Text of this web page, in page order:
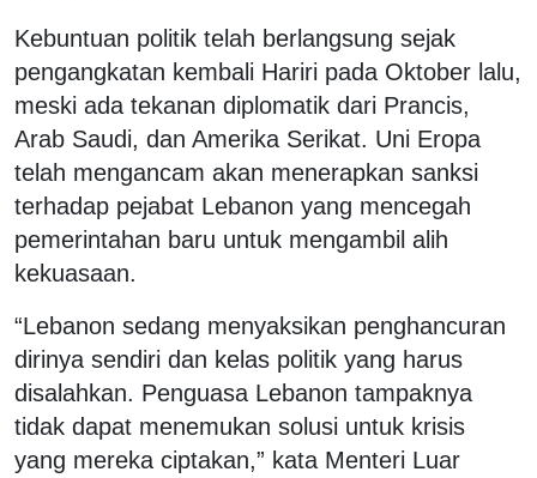
Kebuntuan politik telah berlangsung sejak
pengangkatan kembali Hariri pada Oktober lalu,
meski ada tekanan diplomatik dari Prancis,
Arab Saudi, dan Amerika Serikat. Uni Eropa
telah mengancam akan menerapkan sanksi
terhadap pejabat Lebanon yang mencegah
pemerintahan baru untuk mengambil alih
kekuasaan.
“Lebanon sedang menyaksikan penghancuran
dirinya sendiri dan kelas politik yang harus
disalahkan. Penguasa Lebanon tampaknya
tidak dapat menemukan solusi untuk krisis
yang mereka ciptakan,” kata Menteri Luar